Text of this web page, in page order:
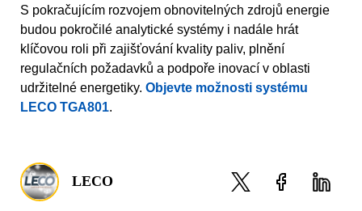
S pokračujícím rozvojem obnovitelných zdrojů energie
budou pokročilé analytické systémy i nadále hrát
klíčovou roli při zajišťování kvality paliv, plnění
regulačních požadavků a podpoře inovací v oblasti
udržitelné energetiky. Objevte možnosti systému
LECO TGA801.
LECO